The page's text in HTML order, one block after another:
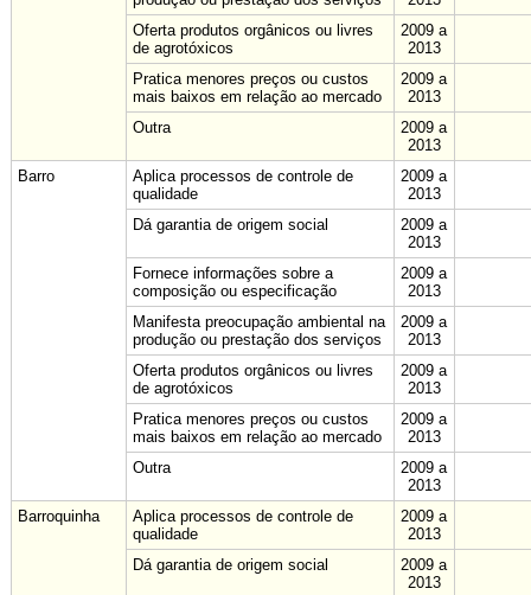
Oferta produtos orgânicos ou livres
de agrotóxicos
2009 a
2013
Pratica menores preços ou custos
mais baixos em relação ao mercado
2009 a
2013
Outra
2009 a
2013
Barro
Aplica processos de controle de
qualidade
2009 a
2013
Dá garantia de origem social
2009 a
2013
Fornece informações sobre a
composição ou especificação
2009 a
2013
Manifesta preocupação ambiental na
produção ou prestação dos serviços
2009 a
2013
Oferta produtos orgânicos ou livres
de agrotóxicos
2009 a
2013
Pratica menores preços ou custos
mais baixos em relação ao mercado
2009 a
2013
Outra
2009 a
2013
Barroquinha
Aplica processos de controle de
qualidade
2009 a
2013
Dá garantia de origem social
2009 a
2013